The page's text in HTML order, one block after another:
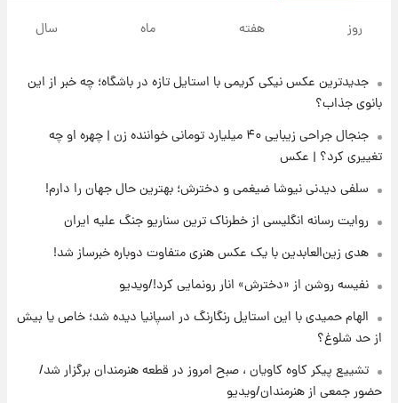
جزئیات
۱۷ ساعت پیش
آتش‌سوزی در لوناپارک شیراز؛ آخرین وضعیت
خزندگان خطرناک پس از حادثه
۲۲ ساعت پیش
خواستگار ۵۰ساله شاهدخت لئونور بازداشت شد
پدر+عکس و فیلم
روز هفته ماه سال
جدیدترین عکس نیکی کریمی با استایل تازه در باشگاه؛ چه خبر از این
بانوی جذاب؟
جنجال جراحی زیبایی ۴۰ میلیارد تومانی خواننده زن | چهره او چه
تغییری کرد؟ | عکس
سلفی دیدنی نیوشا ضیغمی و دخترش؛ بهترین حال جهان را دارم!
روایت رسانه انگلیسی از خطرناک ترین سناریو جنگ علیه ایران
هدی زین‌العابدین با یک عکس هنری متفاوت دوباره خبرساز شد!
نفیسه روشن از «دخترش» انار رونمایی کرد!/ویدیو
الهام حمیدی با این استایل رنگارنگ در اسپانیا دیده شد؛ خاص یا بیش
از حد شلوغ؟
تشییع پیکر کاوه کاویان ، صبح امروز در قطعه هنرمندان برگزار شد/
حضور جمعی از هنرمندان/ویدیو